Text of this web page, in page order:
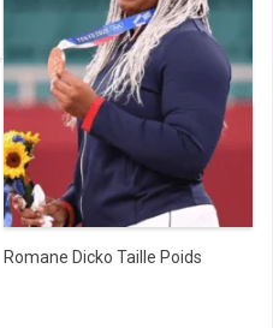
Romane Dicko Taille Poids